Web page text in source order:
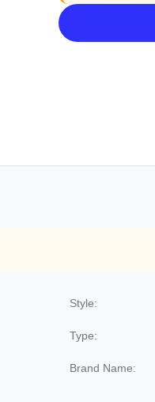
Style:
Type:
Brand Name: